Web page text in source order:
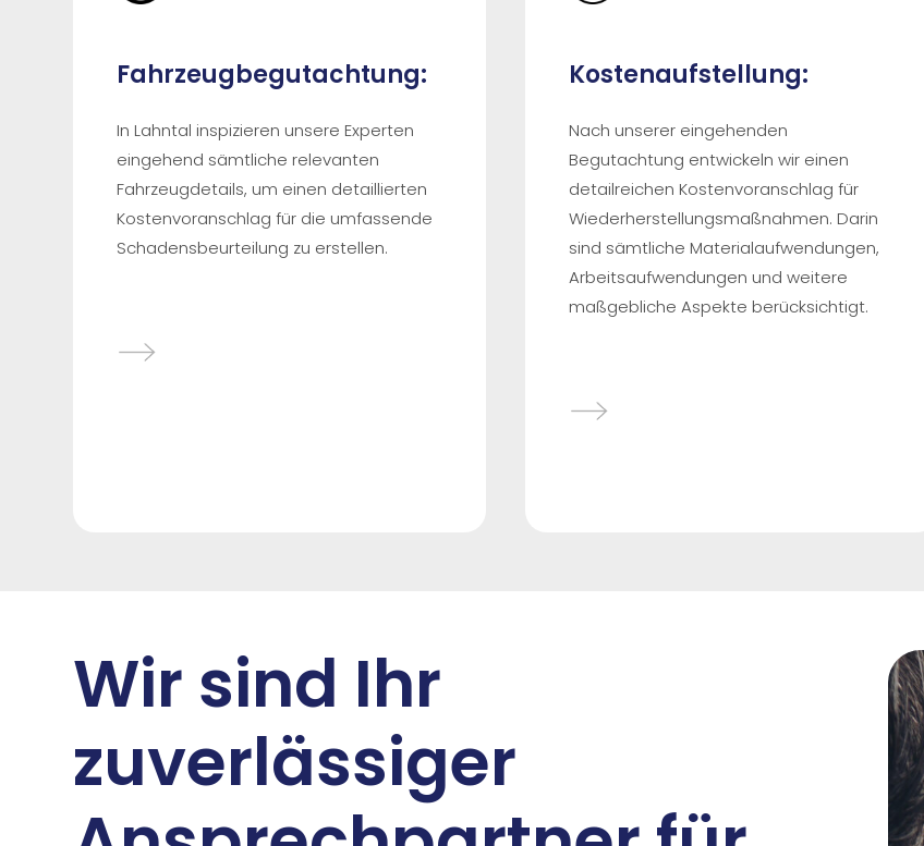
Fahrzeugbegutachtung:
In Lahntal inspizieren unsere Experten
eingehend sämtliche relevanten
Fahrzeugdetails, um einen detaillierten
Kostenvoranschlag für die umfassende
Schadensbeurteilung zu erstellen.
Kostenaufstellung:
Nach unserer eingehenden
Begutachtung entwickeln wir einen
detailreichen Kostenvoranschlag für
Wiederherstellungsmaßnahmen. Darin
sind sämtliche Materialaufwendungen,
Arbeitsaufwendungen und weitere
maßgebliche Aspekte berücksichtigt.
Wir sind Ihr
zuverlässiger